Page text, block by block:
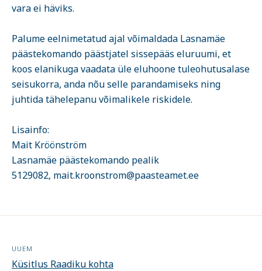
vara ei häviks.
Palume eelnimetatud ajal võimaldada Lasnamäe
päästekomando päästjatel sissepääs eluruumi, et
koos elanikuga vaadata üle eluhoone tuleohutusalase
seisukorra, anda nõu selle parandamiseks ning
juhtida tähelepanu võimalikele riskidele.
Lisainfo:
Mait Kröönström
Lasnamäe päästekomando pealik
5129082, mait.kroonstrom@paasteamet.ee
UUEM
Küsitlus Raadiku kohta